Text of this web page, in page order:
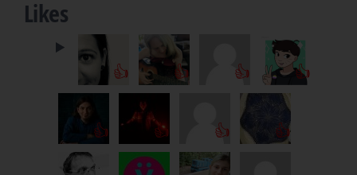
Likes
👍 👍 👍 👍
👍 👍 👍 👍